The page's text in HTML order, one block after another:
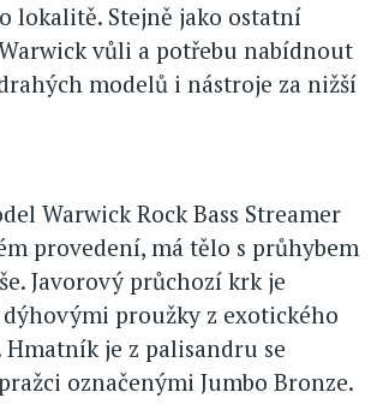
lokalitě. Stejně jako ostatní
vůli a potřebu nabídnout
modelů i nástroje za nižší
Warwick Rock Bass Streamer
provedení, má tělo s průhybem
Javorový průchozí krk je
proužky z exotického
Hmatník je z palisandru se
označenými Jumbo Bronze.